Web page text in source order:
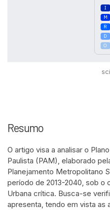
Resumo
O artigo visa a analisar o
Paulista (PAM), elaborado
Planejamento Metropolitano
período de 2013-2040, sob o
Urbana crítica. Busca-se
apresenta, tendo em vista as